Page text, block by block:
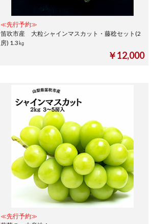
≪先行予約≫
笛吹市産 大粒シャインマスカット・藤稔セット(2
房) 1.3㎏
￥12,000
≪先行予約≫